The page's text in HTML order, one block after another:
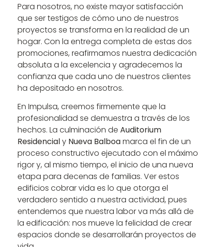
Para nosotros, no existe mayor satisfacción
que ser testigos de cómo uno de nuestros
proyectos se transforma en la realidad de un
hogar. Con la entrega completa de estas dos
promociones, reafirmamos nuestra dedicación
absoluta a la excelencia y agradecemos la
confianza que cada uno de nuestros clientes
ha depositado en nosotros.
En Impulsa, creemos firmemente que la
profesionalidad se demuestra a través de los
hechos. La culminación de Auditorium
Residencialy Nueva Balboamarca el fin de un
proceso constructivo ejecutado con el máximo
rigor y, al mismo tiempo, el inicio de una nueva
etapa para decenas de familias. Ver estos
edificios cobrar vida es lo que otorga el
verdadero sentido a nuestra actividad, pues
entendemos que nuestra labor va más allá de
la edificación: nos mueve la felicidad de crear
espacios donde se desarrollarán proyectos de